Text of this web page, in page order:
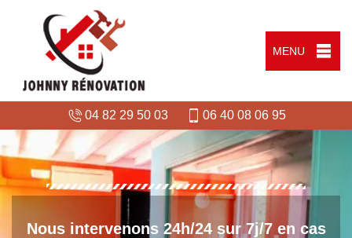
MENU
04 82 29 50 03 06 40 08 06 95
Nous intervenons 24h/24 sur 7j/7 en cas